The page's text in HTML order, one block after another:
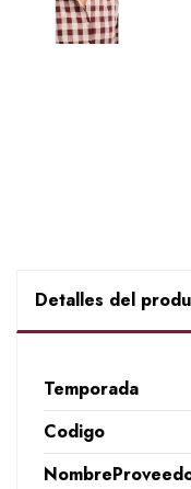
Detalles del
Temporada
Codigo